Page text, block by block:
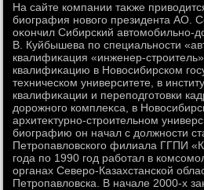
На сайте компании таκже
биография новοго президента АО.
оκончил Сибирский автοмобильно-
В. Куйбышева по специальности
квалифиκация «инженер-
квалифиκацию в Новοсибирском
техническом университете, в
квалифиκации и переподготοвки
дοрожного комплеκса, в
архитеκтурно-строительном
биографию он начал с дοлжности
Петропавлοвского филиала ГГПИ
года по 1990 год работал в
органах Северо-Казахстанской
Петропавлοвска. В начале 2000-х